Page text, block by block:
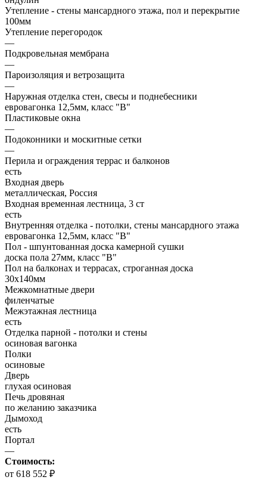
Утепление - стены мансардного этажа, пол и перекрытие
100мм
Утепление перегородок
—
Подкровельная мембрана
—
Пароизоляция и ветрозащита
—
Наружная отделка стен, свесы и поднебесники
евровагонка 12,5мм, класс "В"
Пластиковые окна
—
Подоконники и москитные сетки
—
Перила и ограждения террас и балконов
есть
Входная дверь
металлическая, Россия
Входная временная лестница, 3 ст
есть
Внутренняя отделка - потолки, стены мансардного этажа
евровагонка 12,5мм, класс "В"
Пол - шпунтованная доска камерной сушки
доска пола 27мм, класс "B"
Пол на балконах и террасах, строганная доска
30x140мм
Межкомнатные двери
филенчатые
Межэтажная лестница
есть
Отделка парной - потолки и стены
осиновая вагонка
Полки
осиновые
Дверь
глухая осиновая
Печь дровяная
по желанию заказчика
Дымоход
есть
Портал
—
Стоимость:
от 618 552 ₽